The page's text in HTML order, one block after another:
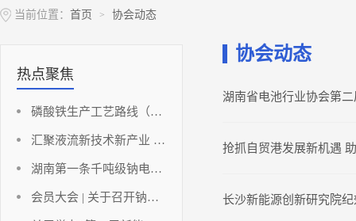
当前位置： 首页 > 协会动态
热点聚焦
磷酸铁生产工艺路线（铁法部分）
汇聚液流新技术新产业 助推湖南储能新能源高地
湖南第一条千吨级钠电负极材料点火投产！
会员大会 | 关于召开钠离子动力电池发展与创新应用论坛暨碳酸锂应用发展分析及应对策略研讨会（会员大会）的通知
协会动态
湖南省电池行业协会第
抢抓自贸港发展新机遇
长沙新能源创新研究院